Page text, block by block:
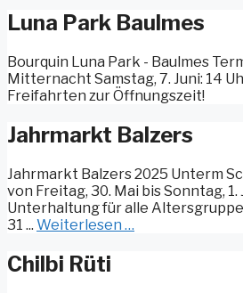
Luna Park Baulmes
Bourquin Luna Park - Baulmes
Mitternacht Samstag, 7. Juni: 14
Freifahrten zur Öffnungszeit!
Jahrmarkt Balzers
Jahrmarkt Balzers 2025 Unterm
von Freitag, 30. Mai bis Sonntag,
Unterhaltung für alle
31 ... Weiterlesen …
Chilbi Rüti